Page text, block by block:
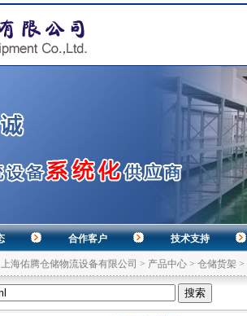
合作客户 技术支持
海佑腾仓储物流设备有限公司 > 产品中心 > 仓储货架 >